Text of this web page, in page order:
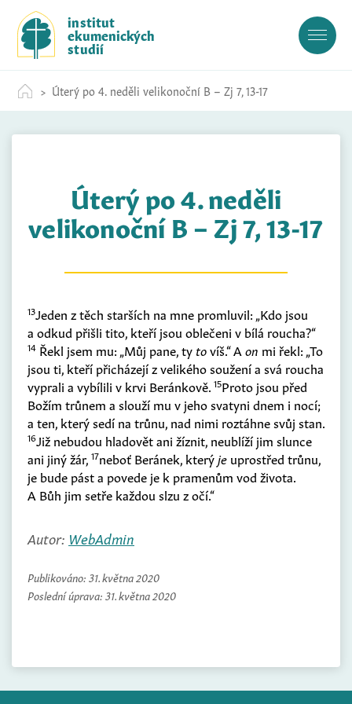
c
institut
ekumenických
studií
Úterý po 4. neděli velikonoční B – Zj 7, 13-17
Úterý po 4. neděli
velikonoční B – Zj 7, 13-17
13Jeden z těch starších na mne promluvil: „Kdo jsou
a odkud přišli tito, kteří jsou oblečeni v bílá roucha?“
14 Řekl jsem mu: „Můj pane, ty tovíš.“ A on mi řekl: „To
jsou ti, kteří přicházejí z velikého soužení a svá roucha
vyprali a vybílili v krvi Beránkově. 15Proto jsou před
Božím trůnem a slouží mu v jeho svatyni dnem i nocí;
a ten, který sedí na trůnu, nad nimi roztáhne svůj stan.
16Již nebudou hladovět ani žíznit, neublíží jim slunce
ani jiný žár, 17neboť Beránek, kterýje uprostřed trůnu,
je bude pást a povede je k pramenům vod života.
A Bůh jim setře každou slzu z očí.“
Autor: WebAdmin
Publikováno: 31. května 2020
Poslední úprava: 31. května 2020